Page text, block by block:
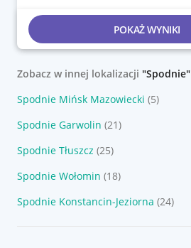
POKAŻ WYNIKI
Zobacz w innej lokalizacji "Spodnie"
Spodnie Mińsk Mazowiecki (5)
Spodnie Garwolin (21)
Spodnie Tłuszcz (25)
Spodnie Wołomin (18)
Spodnie Konstancin-Jeziorna (24)